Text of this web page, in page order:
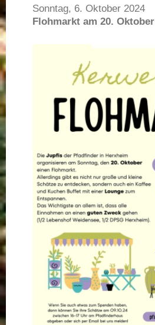
Sonntag, 6. Oktober 2024
Flohmarkt am 20. Oktober